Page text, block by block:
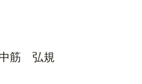
筋 弘規